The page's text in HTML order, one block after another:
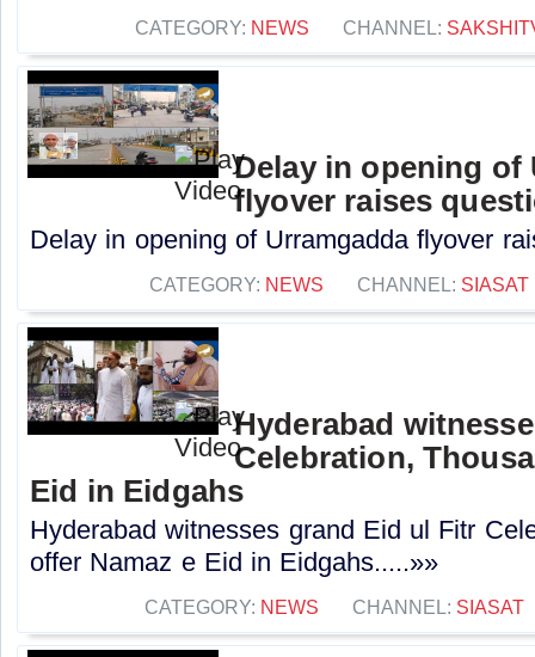
CATEGORY: NEWS CHANNEL:
Delay in opening of
flyover raises
Delay in opening of Urramgadda flyover
CATEGORY: NEWS CHANNEL: SIASAT
Hyderabad
Celebration,
Eid in Eidgahs
Hyderabad witnesses grand Eid ul Fitr
offer Namaz e Eid in Eidgahs.....»»
CATEGORY: NEWS CHANNEL: SIASAT